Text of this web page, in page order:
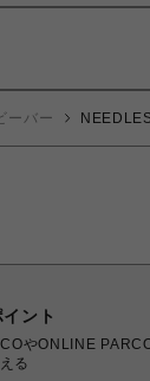
ーバー
ント
やONLINE
る